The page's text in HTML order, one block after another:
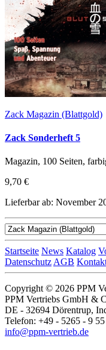
Zack Magazin (Blattgold)
Zack Sonderheft 5
Magazin, 100 Seiten,
9,70 €
Lieferbar ab: November
Startseite News Katalog
Datenschutz AGB
Copyright © 2026 PPM
PPM Vertriebs GmbH &
DE - 32694 Dörentrup,
Telefon: +49 - 5265 - 9
info@ppm-vertrieb.de